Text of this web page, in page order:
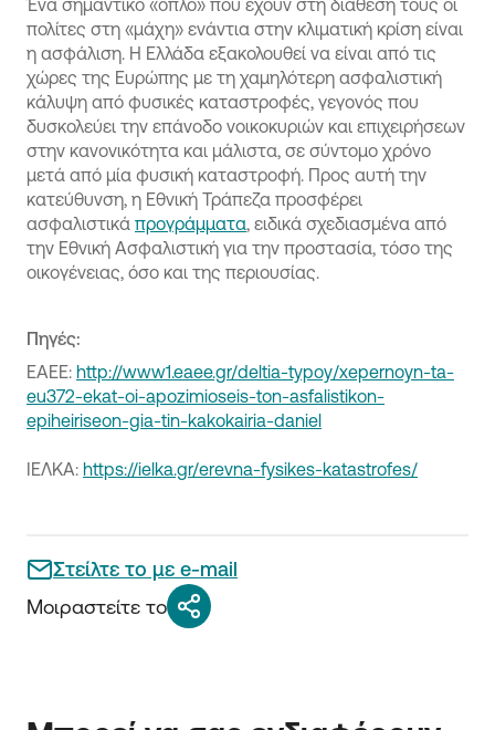
Ένα σημαντικό «όπλο» που έχουν στη διάθεσή τους οι
πολίτες στη «μάχη» ενάντια στην κλιματική κρίση είναι
η ασφάλιση. Η Ελλάδα εξακολουθεί να είναι από τις
χώρες της Ευρώπης με τη χαμηλότερη ασφαλιστική
κάλυψη από φυσικές καταστροφές, γεγονός που
δυσκολεύει την επάνοδο νοικοκυριών και επιχειρήσεων
στην κανονικότητα και μάλιστα, σε σύντομο χρόνο
μετά από μία φυσική καταστροφή. Προς αυτή την
κατεύθυνση, η Εθνική Τράπεζα προσφέρει
ασφαλιστικά προγράμματα, ειδικά σχεδιασμένα από
την Εθνική Ασφαλιστική για την προστασία, τόσο της
οικογένειας, όσο και της περιουσίας.
Πηγές:
ΕΑΕΕ: http://www1.eaee.gr/deltia-typoy/xepernoyn-ta-
eu372-ekat-oi-apozimioseis-ton-asfalistikon-
epiheiriseon-gia-tin-kakokairia-daniel
ΙΕΛΚΑ: https://ielka.gr/erevna-fysikes-katastrofes/
Στείλτε το με e-mail
Μοιραστείτε το